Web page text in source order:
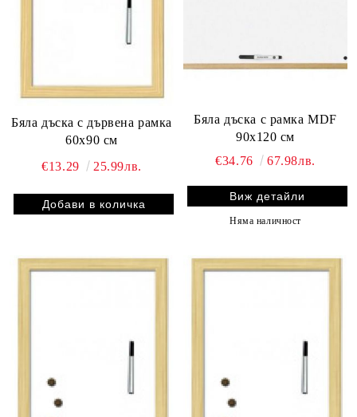
Бяла дъска с дървена рамка
60х90 см
€13.29
25.99лв.
Бяла дъска с рамка MDF
90х120 см
€34.76
67.98лв.
Виж детайли
Няма наличност